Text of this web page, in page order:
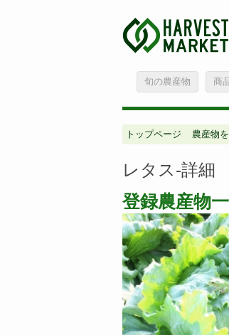
旬の農産物 商
トップページ 農産物
レタス-詳細
登録農産物